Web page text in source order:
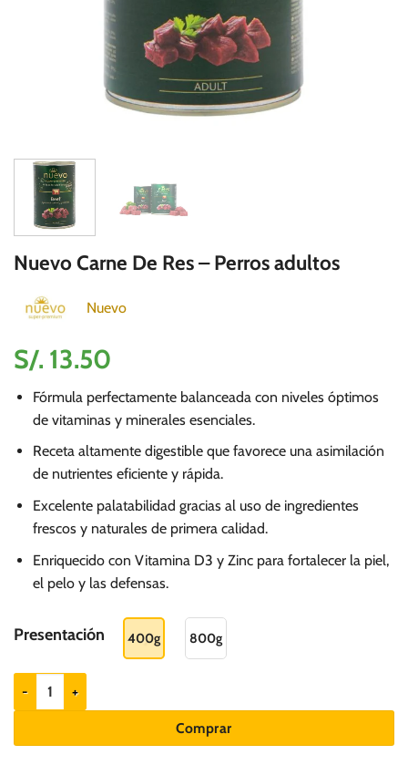
Nuevo Carne De Res – Perros adultos
Nuevo
S/. 13.50
Fórmula perfectamente balanceada con niveles óptimos
de vitaminas y minerales esenciales.
Receta altamente digestible que favorece una asimilación
de nutrientes eficiente y rápida.
Excelente palatabilidad gracias al uso de ingredientes
frescos y naturales de primera calidad.
Enriquecido con Vitamina D3 y Zinc para fortalecer la piel,
el pelo y las defensas.
Presentación 400g 800g
Nuevo Carne De Res - Perros adultos cantidad
Comprar